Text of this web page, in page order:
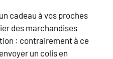
cadeau à vos proches
des marchandises
: contrairement à ce
un colis en